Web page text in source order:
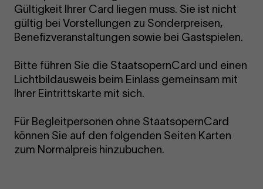
Gültigkeit Ihrer Card liegen muss. Sie ist nicht
gültig bei Vorstellungen zu Sonderpreisen,
Benefizveranstaltungen sowie bei Gastspielen.
Bitte führen Sie die StaatsopernCard und einen
Lichtbildausweis beim Einlass gemeinsam mit
Ihrer Eintrittskarte mit sich.
Für Begleitpersonen ohne StaatsopernCard
können Sie auf den folgenden Seiten Karten
zum Normalpreis hinzubuchen.